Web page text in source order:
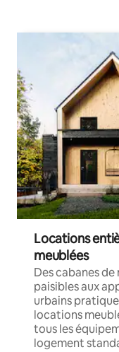
Locations
meublées
Des cabanes
paisibles aux
urbains
locations
tous les
logement